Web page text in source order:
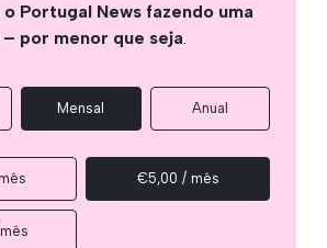
o Portugal News fazendo uma
por menor que seja.
Mensal Anual
€5,00 / mês